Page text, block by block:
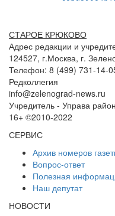
СТАРОЕ КРЮКОВО
Адрес редакции и
124527, г.Москва, г.
Телефон: 8 (499) 731-14-
Редколлегия
info@zelenograd-news.ru
Учредитель - Управа
16+ ©2010-2022
СЕРВИС
Архив номеров
Вопрос-ответ
Полезная
Наш депутат
НОВОСТИ